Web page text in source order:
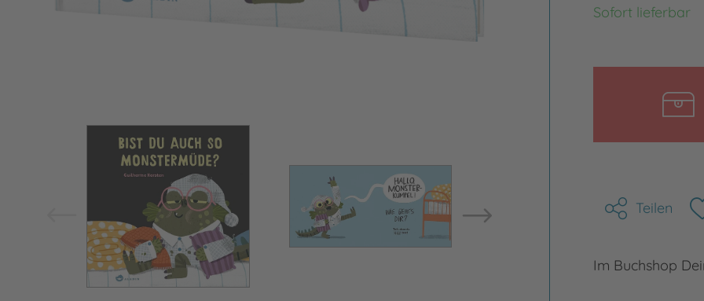
Sofort lieferbar
Teilen
Im Buchshop